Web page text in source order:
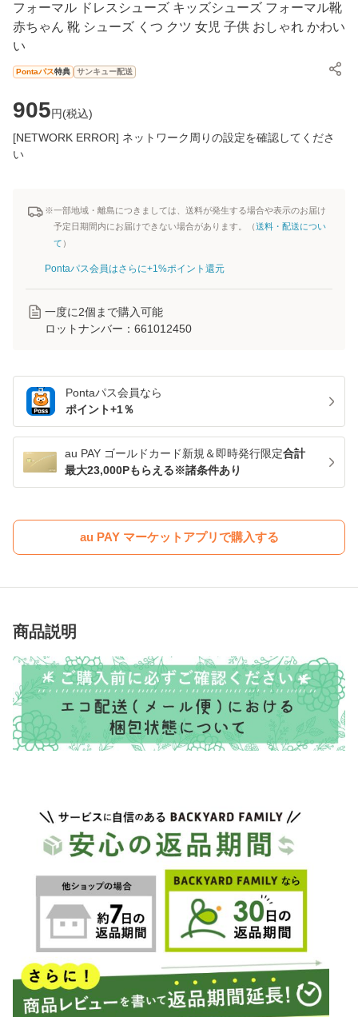
フォーマル ドレスシューズ キッズシューズ フォーマル靴
赤ちゃん 靴 シューズ くつ クツ 女児 子供 おしゃれ かわい
い
Pontaパス特典 サンキュー配送
905円(税込)
[NETWORK ERROR] ネットワーク周りの設定を確認してくださ
い
※一部地域・離島につきましては、送料が発生する場合や表示のお届け
予定日期間内にお届けできない場合があります。（送料・配送につい
て ）
Pontaパス会員はさらに+1%ポイント還元
一度に2個まで購入可能
ロットナンバー： 661012450
Pontaパス会員なら
ポイント+1％
au PAY ゴールドカード新規＆即時発行限定合計
最大23,000Pもらえる※諸条件あり
au PAY マーケットアプリで購入する
商品説明